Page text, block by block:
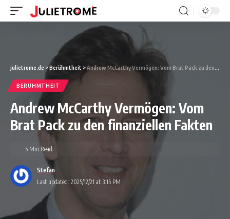
julietrome.de >Berühmtheit >Andrew McCarthy Vermögen: Vom Brat Pack zu den finanziellen Fakten
BERÜHMTHEIT
Andrew McCarthy Vermögen: Vom
Brat Pack zu den finanziellen Fakten
Last updated: 2025/12/21 at 3:15 PM
Stefan
5 Min Read